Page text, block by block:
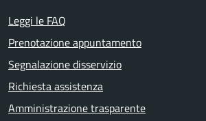
Leggi le FAQ
Prenotazione appuntamento
Segnalazione disservizio
Richiesta assistenza
Amministrazione trasparente